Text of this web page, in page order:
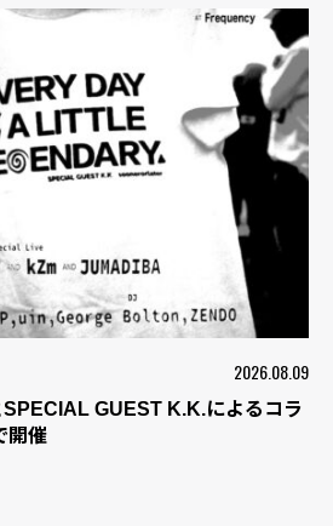
2026.08.09
GUEST K.K.によるコラ
開催